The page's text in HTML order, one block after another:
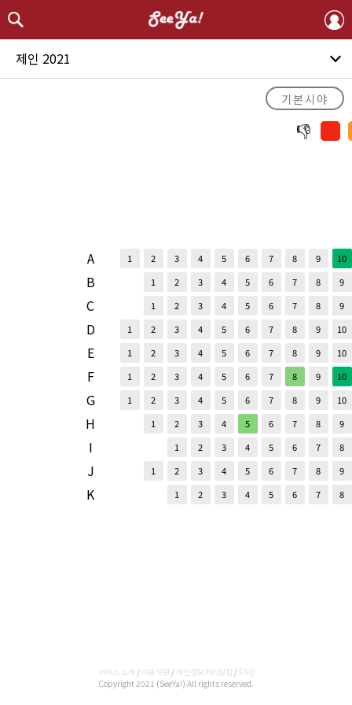
제인 2021
기본시야
A
B
C
D
E
F
G
H
I
J
K
1 2 3 4 5 6 7 8 9
10
1
2 3 4 5 6 7 8
9
1
2 3 4 5 6 7 8
9
1
2 3 4 5 6 7 8 9
10
1
2 3 4 5 6 7 8 9
10
1
2 3 4 5 6 7 8 9
10
1
2 3 4 5 6 7 8 9
10
1
2 3 4 5 6 7 8
9
1
2 3 4 5 6 7
8
1
2 3 4 5 6 7 8
9
1
2 3 4 5 6 7 8
서비스 소개 / 이용약관 / 개인정보처리방침 / FAQ
Copyright 2021 (SeeYa!) All rights reserved.